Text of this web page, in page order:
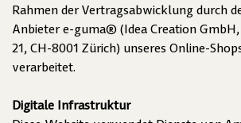
Rahmen der Vertragsabwicklung durch
Anbieter e-guma® (Idea Creation GmbH,
21, CH-8001 Zürich) unseres Online-
verarbeitet.
Digitale Infrastruktur